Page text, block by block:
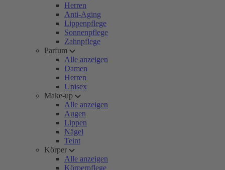
Herren
Anti-Aging
Lippenpflege
Sonnenpflege
Zahnpflege
Parfum
Alle anzeigen
Damen
Herren
Unisex
Make-up
Alle anzeigen
Augen
Lippen
Nägel
Teint
Körper
Alle anzeigen
Körperpflege